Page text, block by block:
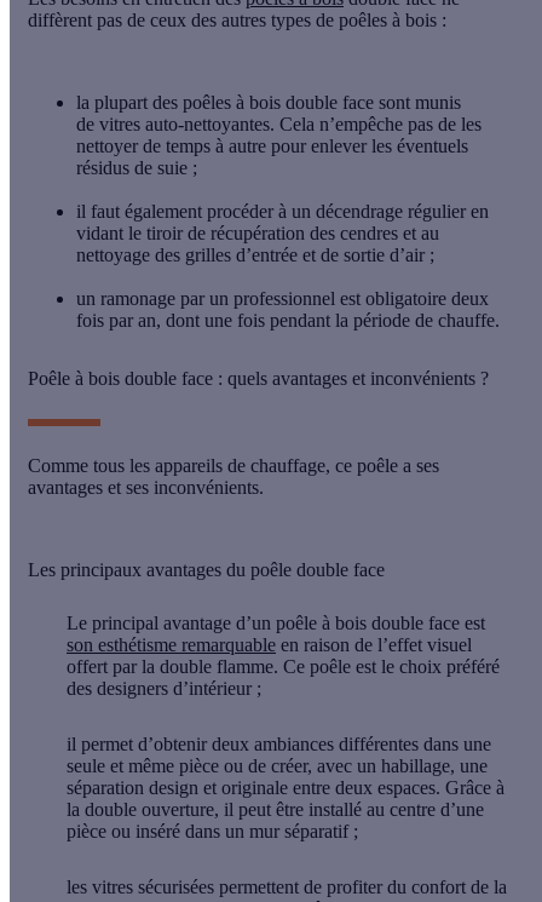
diffèrent pas de ceux des autres types de poêles à bois :
la plupart des poêles à bois double face sont munis
de vitres auto-nettoyantes. Cela n’empêche pas de les
nettoyer de temps à autre pour enlever les éventuels
résidus de suie ;
il faut également procéder à un décendrage régulier en
vidant le tiroir de récupération des cendres et au
nettoyage des grilles d’entrée et de sortie d’air ;
un ramonage par un professionnel est obligatoire deux
fois par an, dont une fois pendant la période de chauffe.
Poêle à bois double face : quels avantages et inconvénients ?
Comme tous les appareils de chauffage, ce poêle a ses
avantages et ses inconvénients.
Les principaux avantages du poêle double face
Le principal avantage d’un poêle à bois double face est
son esthétisme remarquable en raison de l’effet visuel
offert par la double flamme. Ce poêle est le choix préféré
des designers d’intérieur ;
il permet d’obtenir deux ambiances différentes dans une
seule et même pièce ou de créer, avec un habillage, une
séparation design et originale entre deux espaces. Grâce à
la double ouverture, il peut être installé au centre d’une
pièce ou inséré dans un mur séparatif ;
les vitres sécurisées permettent de profiter du confort de la